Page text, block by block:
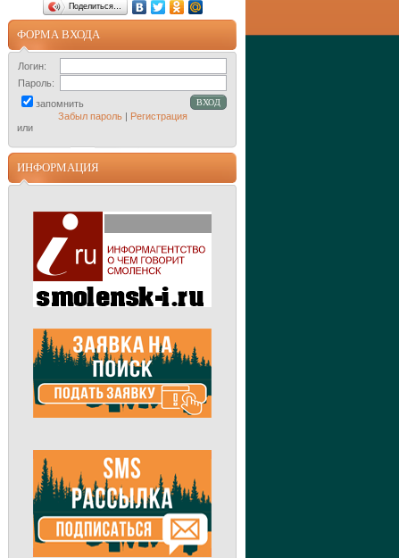
Поделиться…
ФОРМА ВХОДА
Логин:
Пароль:
запомнить
Забыл пароль| Регистрация
или
ИНФОРМАЦИЯ